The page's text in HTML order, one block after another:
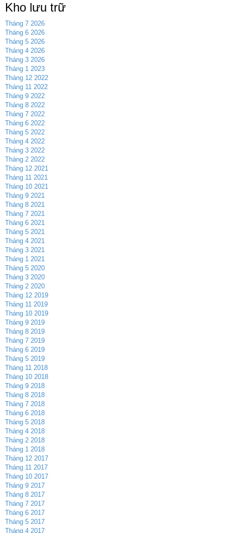
Kho lưu trữ
Tháng 7 2026
Tháng 6 2026
Tháng 5 2026
Tháng 4 2026
Tháng 3 2026
Tháng 1 2023
Tháng 12 2022
Tháng 11 2022
Tháng 9 2022
Tháng 8 2022
Tháng 7 2022
Tháng 6 2022
Tháng 5 2022
Tháng 4 2022
Tháng 3 2022
Tháng 2 2022
Tháng 12 2021
Tháng 11 2021
Tháng 10 2021
Tháng 9 2021
Tháng 8 2021
Tháng 7 2021
Tháng 6 2021
Tháng 5 2021
Tháng 4 2021
Tháng 3 2021
Tháng 1 2021
Tháng 5 2020
Tháng 3 2020
Tháng 2 2020
Tháng 12 2019
Tháng 11 2019
Tháng 10 2019
Tháng 9 2019
Tháng 8 2019
Tháng 7 2019
Tháng 6 2019
Tháng 5 2019
Tháng 11 2018
Tháng 10 2018
Tháng 9 2018
Tháng 8 2018
Tháng 7 2018
Tháng 6 2018
Tháng 5 2018
Tháng 4 2018
Tháng 2 2018
Tháng 1 2018
Tháng 12 2017
Tháng 11 2017
Tháng 10 2017
Tháng 9 2017
Tháng 8 2017
Tháng 7 2017
Tháng 6 2017
Tháng 5 2017
Tháng 4 2017